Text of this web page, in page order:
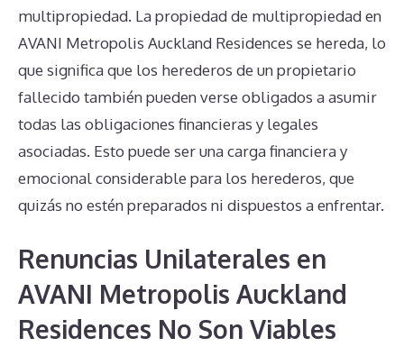
multipropiedad. La propiedad de multipropiedad en
AVANI Metropolis Auckland Residences se hereda, lo
que significa que los herederos de un propietario
fallecido también pueden verse obligados a asumir
todas las obligaciones financieras y legales
asociadas. Esto puede ser una carga financiera y
emocional considerable para los herederos, que
quizás no estén preparados ni dispuestos a enfrentar.
Renuncias Unilaterales en
AVANI Metropolis Auckland
Residences No Son Viables